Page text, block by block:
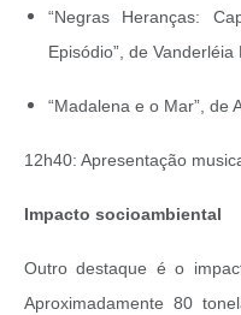
“Negras Heranças:
Episódio”, de Vanderléia
“Madalena e o Mar”, de
12h40: Apresentação
Impacto socioambiental
Outro destaque é o
Aproximadamente 80